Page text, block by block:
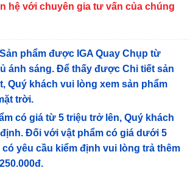
hệ với chuyên gia tư vấn của chúng
phẩm được IGA Quay Chụp từ
ánh sáng. Để thấy được Chi tiết sản
Quý khách vui lòng xem sản phẩm
trời.
có giá từ 5 triệu trở lên, Quý khách
. Đối với vật phẩm có giá dưới 5
yêu cầu kiểm định vui lòng trả thêm